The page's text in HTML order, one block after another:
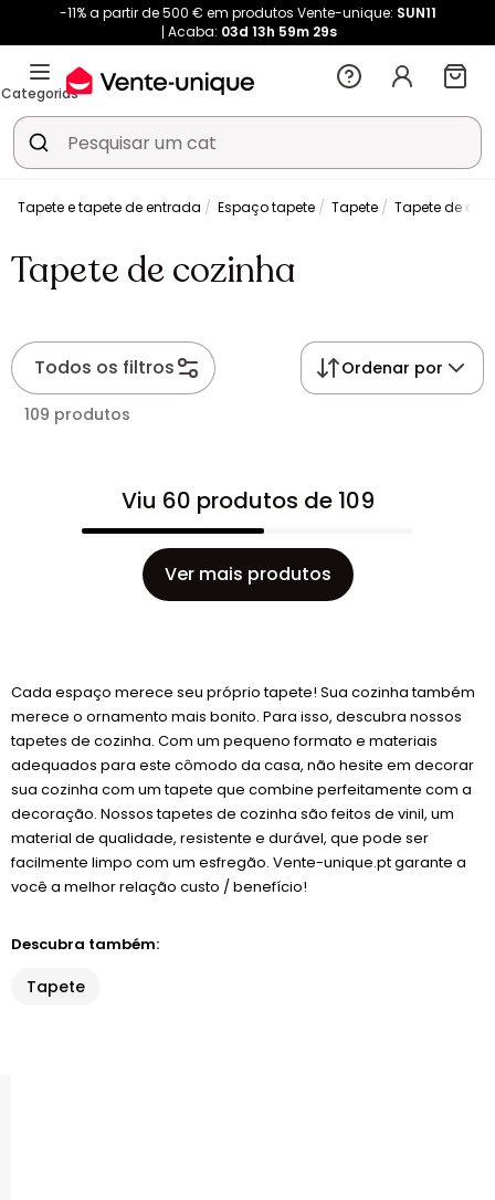
-11% a partir de 500 € em produtos Vente-unique: SUN11
Acaba: 03d 13h 59m 28s
Categorias
Tapete e tapete de entrada Espaço tapete Tapete Tapete de
Tapete de cozinha
Todos os filtros Ordenar por
109 produtos
Viu 60 produtos de 109
Ver mais produtos
Cada espaço merece seu próprio tapete! Sua cozinha também
merece o ornamento mais bonito. Para isso, descubra nossos
tapetes de cozinha. Com um pequeno formato e materiais
adequados para este cômodo da casa, não hesite em decorar
sua cozinha com um tapete que combine perfeitamente com a
decoração. Nossos tapetes de cozinha são feitos de vinil, um
material de qualidade, resistente e durável, que pode ser
facilmente limpo com um esfregão. Vente-unique.pt garante a
você a melhor relação custo / benefício!
Descubra também:
Tapete